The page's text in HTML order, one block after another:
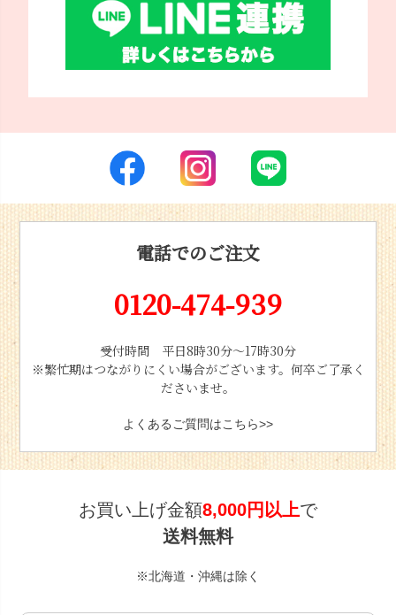
電話でのご注文
0120-474-939
受付時間 平日8時30分〜17時30分
※繁忙期はつながりにくい場合がございます。何卒ご了承く
ださいませ。
よくあるご質問はこちら>>
お買い上げ金額8,000円以上で
送料無料
※北海道・沖縄は除く